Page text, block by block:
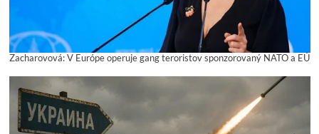
Zacharovová: V Európe operuje gang teroristov sponzorovaný NATO a EÚ